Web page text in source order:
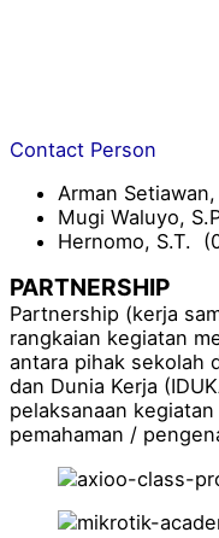
Contact Person
Arman
Mugi Waluyo,
Hernomo, S.T.
PARTNERSHIP
Partnership (kerja
rangkaian kegiatan
antara pihak sekolah
dan Dunia Kerja
pelaksanaan
pemahaman /